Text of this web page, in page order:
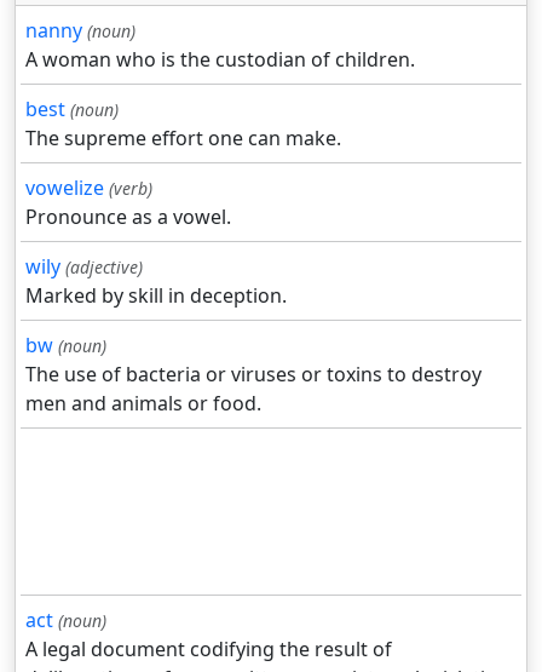
nanny (noun)
A woman who is the custodian of children.
best (noun)
The supreme effort one can make.
vowelize (verb)
Pronounce as a vowel.
wily (adjective)
Marked by skill in deception.
bw (noun)
The use of bacteria or viruses or toxins to destroy
men and animals or food.
act (noun)
A legal document codifying the result of